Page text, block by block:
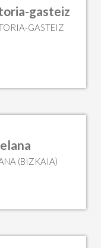
gasteiz
GASTEIZ
(BIZKAIA)